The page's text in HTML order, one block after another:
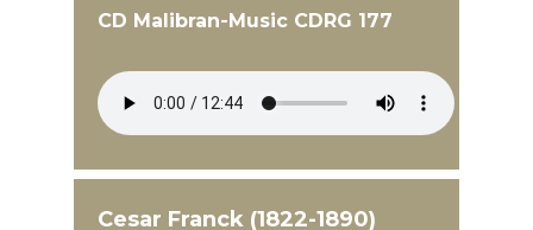
CD Malibran-Music CDRG 177
Cesar Franck (1822-1890)